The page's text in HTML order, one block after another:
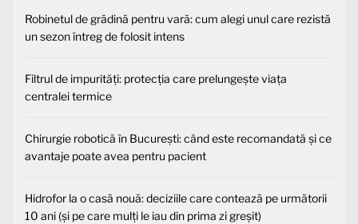
Robinetul de grădină pentru vară: cum alegi unul care rezistă
un sezon întreg de folosit intens
Filtrul de impurități: protecția care prelungește viața
centralei termice
Chirurgie robotică în București: când este recomandată și ce
avantaje poate avea pentru pacient
Hidrofor la o casă nouă: deciziile care contează pe următorii
10 ani (și pe care mulți le iau din prima zi greșit)